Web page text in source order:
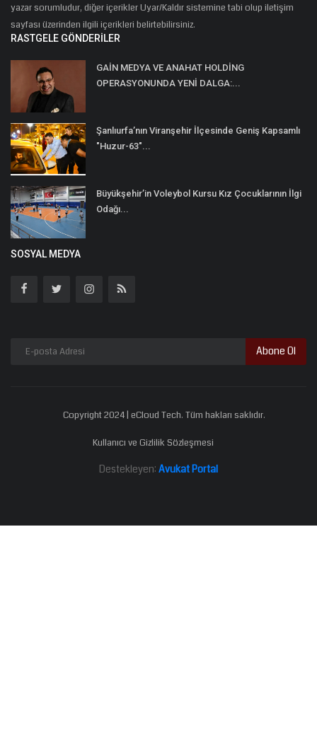
yazar sorumludur, diğer içerikler Uyar/Kaldır sistemine tabi olup iletişim
sayfası üzerinden ilgili içerikleri belirtebilirsiniz.
RASTGELE GÖNDERILER
GAİN MEDYA VE ANAHAT HOLDİNG
OPERASYONUNDA YENİ DALGA:...
Şanlıurfa’nın Viranşehir İlçesinde Geniş Kapsamlı
"Huzur-63"...
Büyükşehir’in Voleybol Kursu Kız Çocuklarının İlgi
Odağı...
SOSYAL MEDYA
Abone Ol
Copyright 2024 | eCloud Tech. Tüm hakları saklıdır.
Kullanıcı ve Gizlilik Sözleşmesi
Destekleyen: Avukat Portal